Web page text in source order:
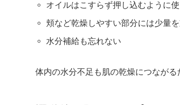
オイルはこすらず押し込むように使
頬など乾燥しやすい部分には少量
水分補給も忘れない
体内の水分不足も肌の乾燥につながる